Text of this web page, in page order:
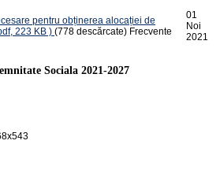
pentru obținerea alocației de
223 KB ) (778 descărcate) Frecvente
01
Noi
2021
Sociala 2021-2027